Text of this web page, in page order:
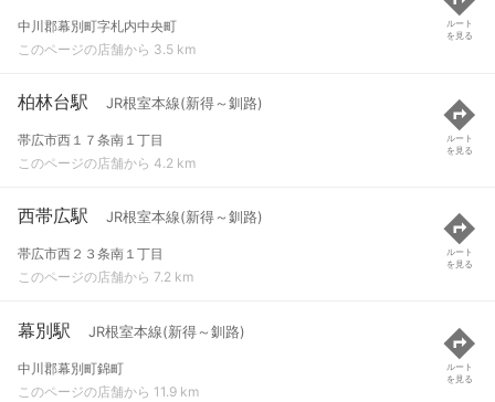
中川郡幕別町字札内中央町
このページの店舗から 3.5 km
ルート
を見る
柏林台駅 JR根室本線(新得～釧路)
帯広市西１７条南１丁目
このページの店舗から 4.2 km
ルート
を見る
西帯広駅 JR根室本線(新得～釧路)
帯広市西２３条南１丁目
このページの店舗から 7.2 km
ルート
を見る
幕別駅 JR根室本線(新得～釧路)
中川郡幕別町錦町
このページの店舗から 11.9 km
ルート
を見る